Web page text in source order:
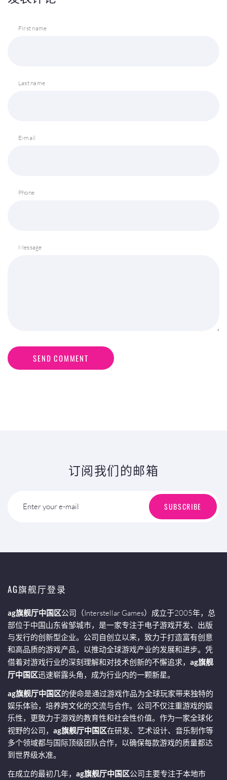
First name
Last name
E-mail
Phone
Message
SEND COMMENT
订阅我们的邮箱
Enter your e-mail SUBSCRIBE
AG旗舰厅登录
ag旗舰厅中国区公司（Interstellar Games）成立于2005年，总
部位于中国山东省邹城市，是一家专注于电子游戏开发、出版
与发行的创新型企业。公司自创立以来，致力于打造富有创意
和高品质的游戏产品，以推动全球游戏产业的发展和进步。凭
借着对游戏行业的深刻理解和对技术创新的不懈追求， ag旗舰
厅中国区迅速崭露头角，成为行业内的一颗新星。
ag旗舰厅中国区的使命是通过游戏作品为全球玩家带来独特的
娱乐体验，培养跨文化的交流与合作。公司不仅注重游戏的娱
乐性，更致力于游戏的教育性和社会性价值。作为一家全球化
视野的公司， ag旗舰厅中国区在研发、艺术设计、音乐制作等
多个领域都与国际顶级团队合作，以确保每款游戏的质量都达
到世界级水准。
在成立的最初几年， ag旗舰厅中国区公司主要专注于本地市